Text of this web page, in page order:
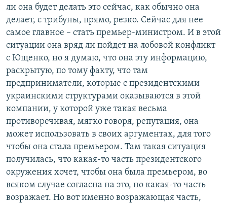
ли она будет делать это сейчас, как обычно она
делает, с трибуны, прямо, резко. Сейчас для нее
самое главное – стать премьер-министром. И в этой
ситуации она вряд ли пойдет на лобовой конфликт
с Ющенко, но я думаю, что она эту информацию,
раскрытую, по тому факту, что там
предприниматели, которые с президентскими
украинскими структурами оказываются в этой
компании, у которой уже такая весьма
противоречивая, мягко говоря, репутация, она
может использовать в своих аргументах, для того
чтобы она стала премьером. Там такая ситуация
получилась, что какая-то часть президентского
окружения хочет, чтобы она была премьером, во
всяком случае согласна на это, но какая-то часть
возражает. Но вот именно возражающая часть,